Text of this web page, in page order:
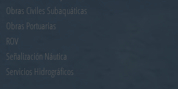
Obras Civiles Subaquáticas
Obras Portuarias
ROV
Señalización Náutica
Servicios Hidrográficos